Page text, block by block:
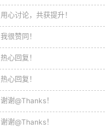
用心讨论，共获提升！
我很赞同！
热心回复！
热心回复！
谢谢@Thanks！
谢谢@Thanks！